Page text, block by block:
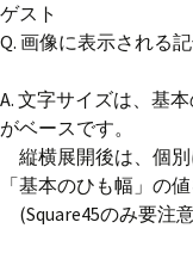
ゲスト
Q. 画像に表示される
A. 文字サイズは、基
がベースです。
縦横展開後は、個別
「基本のひも幅」の
(Square45のみ要注